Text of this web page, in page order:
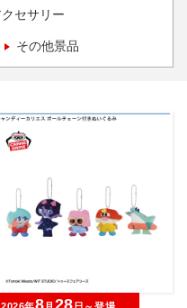
セサリー
その他景品
8 28